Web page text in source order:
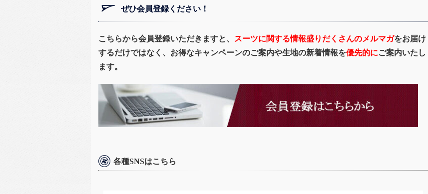
ぜひ会員登録ください！
こちらから会員登録いただきますと、 スーツに関する情報盛りだくさんのメルマガをお届け
するだけではなく、お得なキャンペーンのご案内や生地の新着情報を優先的にご案内いたし
ます。
各種SNSはこちら